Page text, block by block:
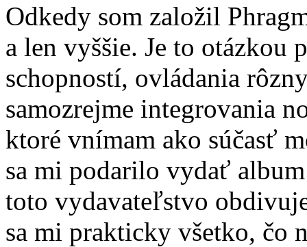
Odkedy som založil
a len vyššie. Je to otázkou
schopností, ovládania
samozrejme integrovania
ktoré vnímam ako súčasť
sa mi podarilo vydať
toto vydavateľstvo
sa mi prakticky všetko, čo